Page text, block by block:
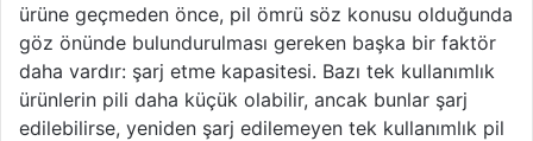
ürüne geçmeden önce, pil ömrü söz konusu olduğunda
göz önünde bulundurulması gereken başka bir faktör
daha vardır: şarj etme kapasitesi. Bazı tek kullanımlık
ürünlerin pili daha küçük olabilir, ancak bunlar şarj
edilebilirse, yeniden şarj edilemeyen tek kullanımlık pil